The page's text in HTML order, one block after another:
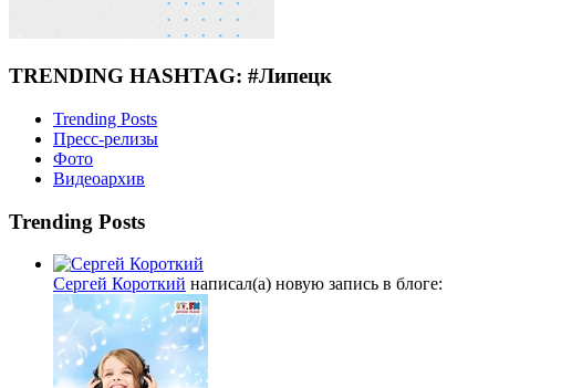
TRENDING HASHTAG: #Липецк
Trending Posts
Пресс-релизы
Фото
Видеоархив
Trending Posts
Сергей Короткий написал(а) новую запись в блоге: